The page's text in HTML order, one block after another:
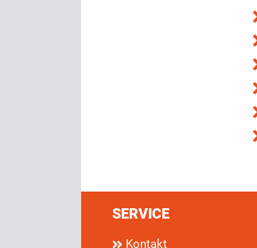
SERVICE
Kontakt